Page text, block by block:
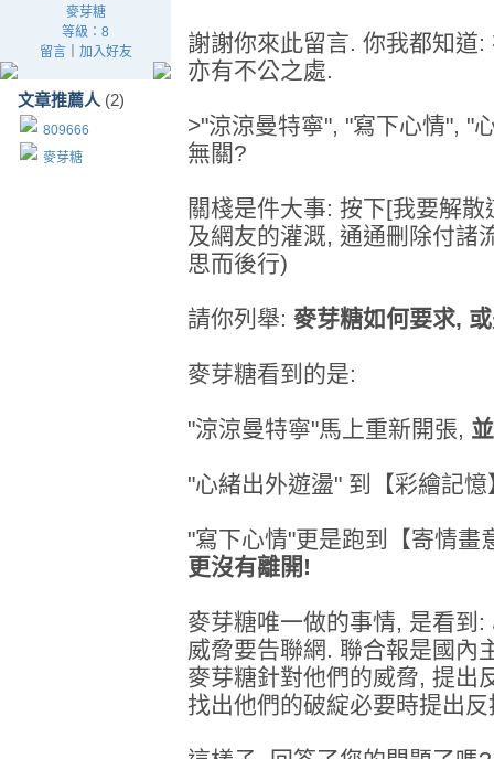
麥芽糖
等級：8
留言｜ 加入好友
文章推薦人 (2)
809666
麥芽糖
謝謝你來此留言. 你我都知道
亦有不公之處.
>"涼涼曼特寧", "寫下心情", "
無關?
關棧是件大事: 按下[我要解
及網友的灌溉, 通通刪除付諸
思而後行)
請你列舉: 麥芽糖如何要求,
麥芽糖看到的是:
"涼涼曼特寧"馬上重新開張,
"心緒出外遊盪" 到【彩繪記憶
"寫下心情"更是跑到【寄情畫
更沒有離開!
麥芽糖唯一做的事情, 是看到
威脅要告聯網. 聯合報是國內
麥芽糖針對他們的威脅, 提出
找出他們的破綻必要時提出